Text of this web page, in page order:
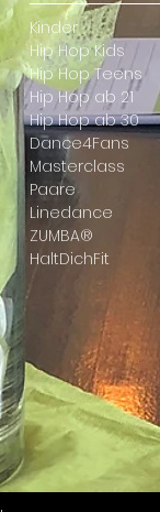
Kinder
Hip Hop Kids
Hip Hop Teens
Hip Hop ab 21
Hip Hop ab 30
Dance4Fans
Masterclass
Paare
Linedance
ZUMBA®
HaltDichFit